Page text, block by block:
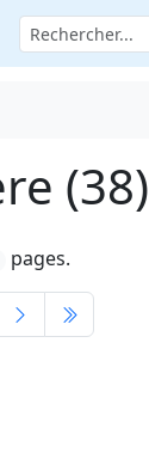
(38)
pages.